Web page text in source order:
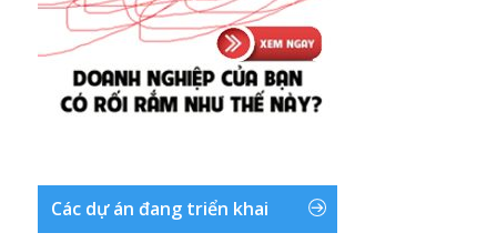
Các dự án đang triển khai